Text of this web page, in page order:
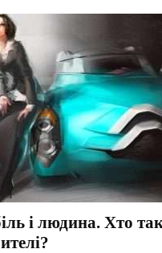
і людина. Хто